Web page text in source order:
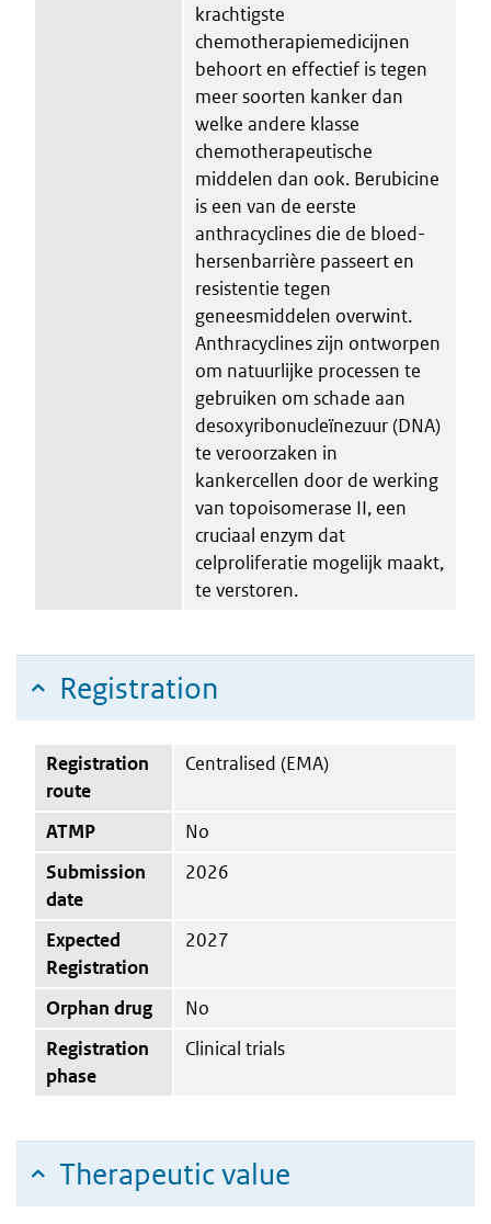
krachtigste
chemotherapiemedicijnen
behoort en effectief is tegen
meer soorten kanker dan
welke andere klasse
chemotherapeutische
middelen dan ook. Berubicine
is een van de eerste
anthracyclines die de bloed-
hersenbarrière passeert en
resistentie tegen
geneesmiddelen overwint.
Anthracyclines zijn ontworpen
om natuurlijke processen te
gebruiken om schade aan
desoxyribonucleïnezuur (DNA)
te veroorzaken in
kankercellen door de werking
van topoisomerase II, een
cruciaal enzym dat
celproliferatie mogelijk maakt,
te verstoren.
Registration
Registration
route
Centralised (EMA)
ATMP
No
Submission
date
2026
Expected
Registration
2027
Orphan drug
No
Registration
phase
Clinical trials
Therapeutic value